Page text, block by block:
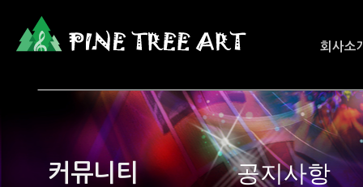
회사소
커뮤니티 공지사항